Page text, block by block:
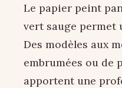
Le papier peint
vert sauge permet
Des modèles aux
embrumées ou de
apportent une